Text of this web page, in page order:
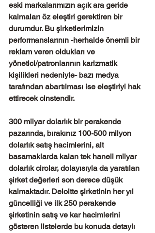
eski markalarımızın açık ara geride
kalmaları öz eleştiri gerektiren bir
durumdur. Bu şirketlerimizin
performanslarının -herhalde önemli bir
reklam veren oldukları ve
yönetici/patronlarının karizmatik
kişilikleri nedeniyle- bazı medya
tarafından abartılması ise eleştiriyi hak
ettirecek cinstendir.
300 milyar dolarlık bir perakende
pazarında, bırakınız 100-500 milyon
dolarlık satış hacimlerini, alt
basamaklarda kalan tek haneli milyar
dolarlık cirolar, dolayısıyla da yaratılan
şirket değerleri son derece düşük
kalmaktadır. Deloitte şirketinin her yıl
güncelliği ve ilk 250 perakende
şirketinin satış ve kar hacimlerini
gösteren listelerde bu konuda detaylı